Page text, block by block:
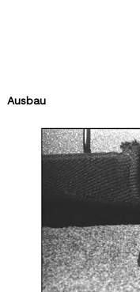
Ausbau